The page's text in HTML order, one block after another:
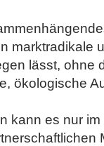
marktradikale
lässt, ohne
ökologische
kann es nur